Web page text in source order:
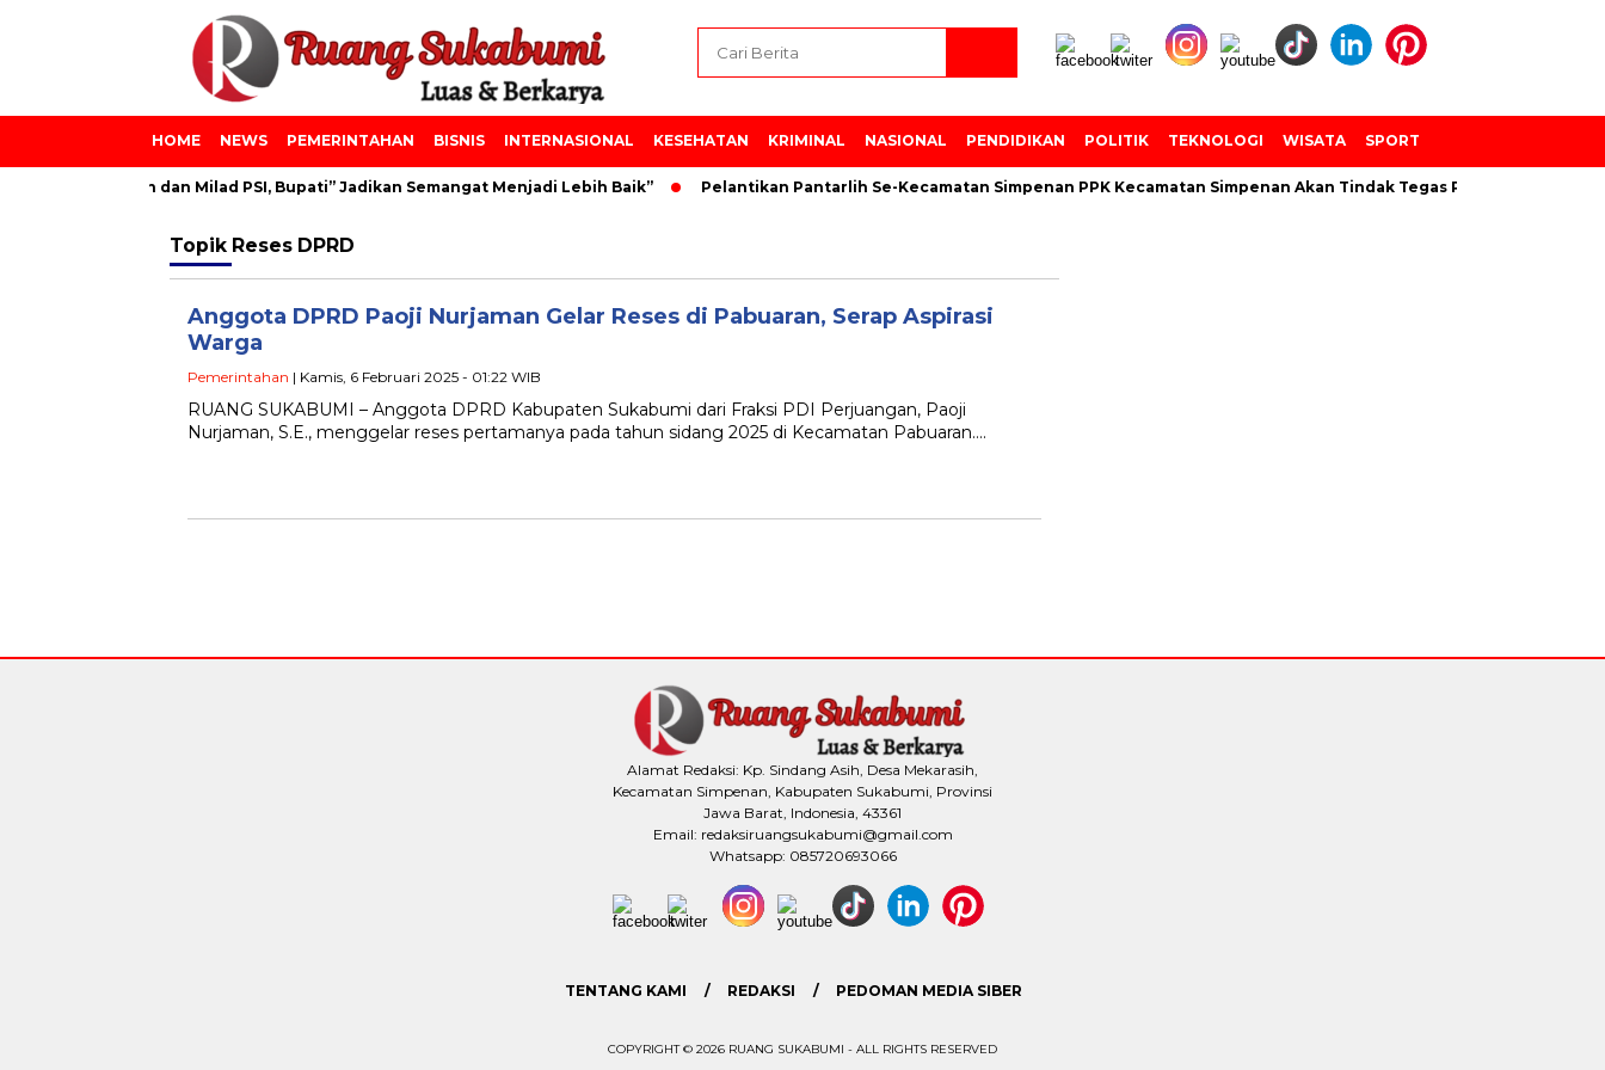
HOME NEWS PEMERINTAHAN BISNIS INTERNASIONAL KESEHATAN KRIMINAL NASIONAL PENDIDIKAN POLITIK TEKNOLOGI WISATA SPORT
Azainiyah dan Milad PSI, Bupati” Jadikan Semangat Menjadi Lebih Baik” Pelantikan Pantarlih Se-Kecamatan Simpenan PPK Kecamatan Simpenan Akan Tindak Tegas PANTARLIH Yang
Topik Reses DPRD
Anggota DPRD Paoji Nurjaman Gelar Reses di Pabuaran, Serap Aspirasi
Warga
Pemerintahan | Kamis, 6 Februari 2025 - 01:22 WIB
RUANG SUKABUMI – Anggota DPRD Kabupaten Sukabumi dari Fraksi PDI Perjuangan, Paoji
Nurjaman, S.E., menggelar reses pertamanya pada tahun sidang 2025 di Kecamatan Pabuaran….
Alamat Redaksi: Kp. Sindang Asih, Desa Mekarasih,
Kecamatan Simpenan, Kabupaten Sukabumi, Provinsi
Jawa Barat, Indonesia, 43361
Email: redaksiruangsukabumi@gmail.com
Whatsapp: 085720693066
TENTANG KAMI REDAKSI PEDOMAN MEDIA SIBER
COPYRIGHT © 2026 RUANG SUKABUMI - ALL RIGHTS RESERVED